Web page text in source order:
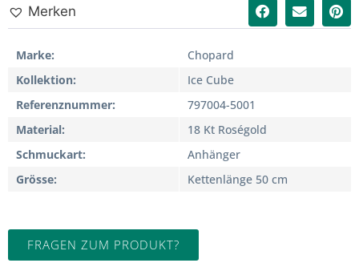
Merken
Marke
Chopard
Kollektion
Ice Cube
Referenznummer
797004-5001
Material
18 Kt Roségold
Schmuckart
Anhänger
Grösse
Kettenlänge 50 cm
FRAGEN ZUM PRODUKT?